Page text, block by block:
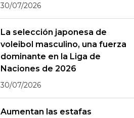
30/07/2026
La selección japonesa de
voleibol masculino, una fuerza
dominante en la Liga de
Naciones de 2026
30/07/2026
Aumentan las estafas